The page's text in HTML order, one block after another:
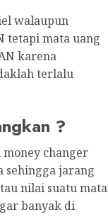
walaupun
tetapi mata uang
karena
terlalu
?
changer
sehingga jarang
nilai suatu mata
banyak di